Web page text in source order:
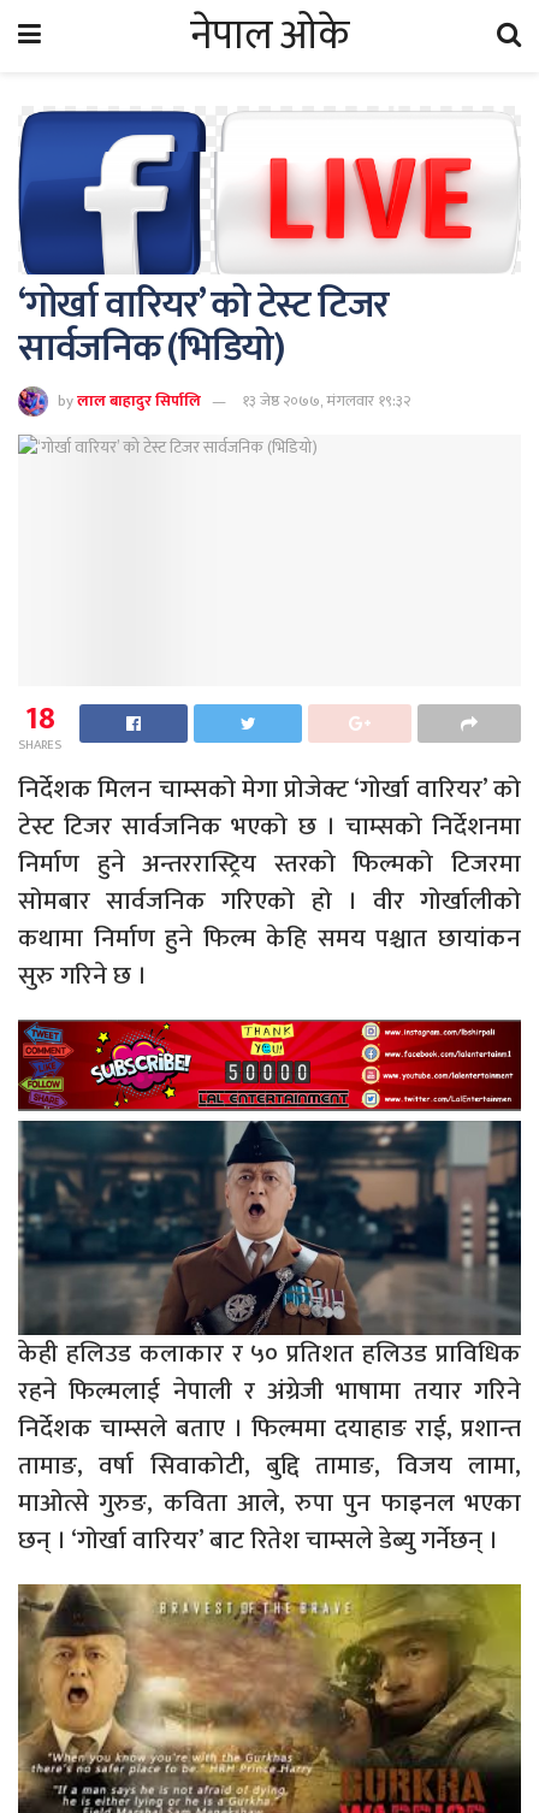
नेपाल ओके
‘गोर्खा वारियर’ को टेस्ट टिजर
सार्वजनिक (भिडियो)
byलाल बाहादुर सिर्पालि १३ जेष्ठ २०७७, मंगलवार १९:३२
18
SHARES
निर्देशक मिलन चाम्सको मेगा प्रोजेक्ट ‘गोर्खा वारियर’ को
टेस्ट टिजर सार्वजनिक भएको छ । चाम्सको निर्देशनमा
निर्माण हुने अन्तररास्ट्रिय स्तरको फिल्मको टिजरमा
सोमबार सार्वजनिक गरिएको हो । वीर गोर्खालीको
कथामा निर्माण हुने फिल्म केहि समय पश्चात छायांकन
सुरु गरिने छ ।
केही हलिउड कलाकार र ५० प्रतिशत हलिउड प्राविधिक
रहने फिल्मलाई नेपाली र अंग्रेजी भाषामा तयार गरिने
निर्देशक चाम्सले बताए । फिल्ममा दयाहाङ राई, प्रशान्त
तामाङ, वर्षा सिवाकोटी, बुद्दि तामाङ, विजय लामा,
माओत्से गुरुङ, कविता आले, रुपा पुन फाइनल भएका
छन् । ‘गोर्खा वारियर’ बाट रितेश चाम्सले डेब्यु गर्नेछन् ।